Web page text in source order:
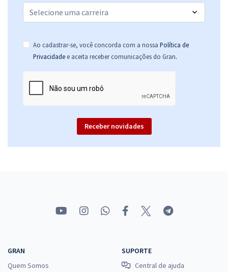
Ao cadastrar-se, você concorda com a nossa Política de
Privacidade e aceita receber comunicações do Gran.
Receber novidades
GRAN
Quem Somos
SUPORTE
Central de ajuda